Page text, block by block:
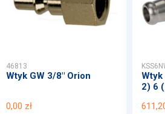
46813
Wtyk GW 3/8" Orion
0,00 zł
Wtyk
2) 6